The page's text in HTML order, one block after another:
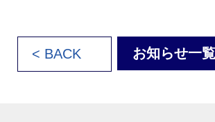
< BACK お知らせ一覧